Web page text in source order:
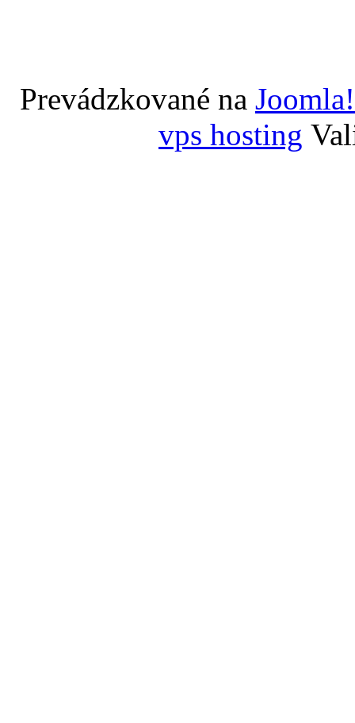
Prevádzkované na Joomla!
vps hosting